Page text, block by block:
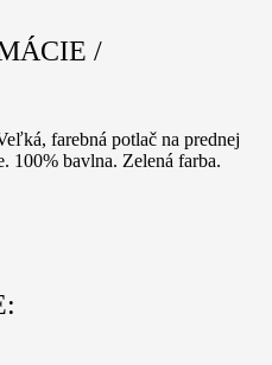
/
farebná potlač na prednej
100% bavlna. Zelená farba.